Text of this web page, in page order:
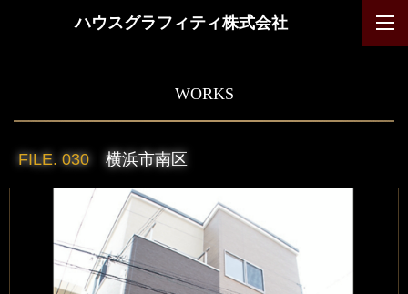
ハウスグラフィティ株式会社
WORKS
FILE. 030 横浜市南区